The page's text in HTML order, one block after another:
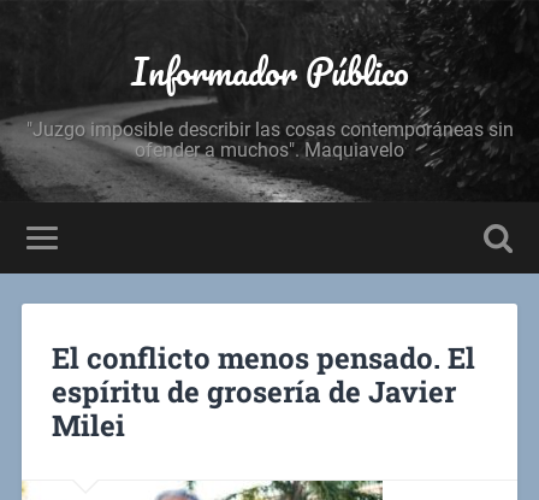
Informador Público
"Juzgo imposible describir las cosas contemporáneas sin
ofender a muchos". Maquiavelo
El conflicto menos pensado. El
espíritu de grosería de Javier
Milei